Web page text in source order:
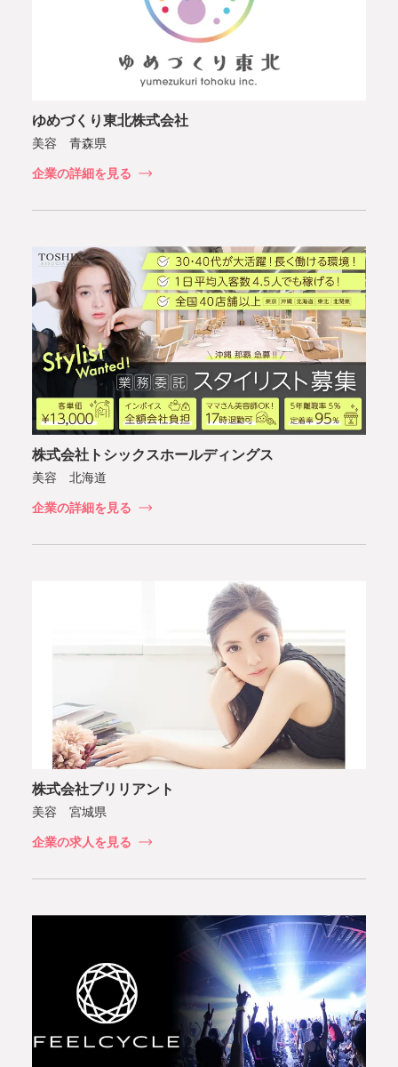
ゆめづくり東北株式会社
美容 青森県
企業の詳細を見る
株式会社トシックスホールディングス
美容 北海道
企業の詳細を見る
株式会社ブリリアント
美容 宮城県
企業の求人を見る